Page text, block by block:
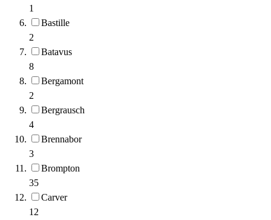
1
Bastille
2
Batavus
8
Bergamont
2
Bergrausch
4
Brennabor
3
Brompton
35
Carver
12